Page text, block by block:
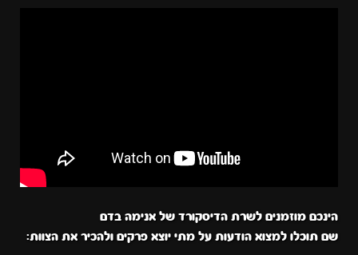
הינכם מוזמנים לשרת הדיסקורד של אנימה בדם
שם תוכלו למצוא הודעות על מתי יוצא פרקים ולהכיר את הצוות: